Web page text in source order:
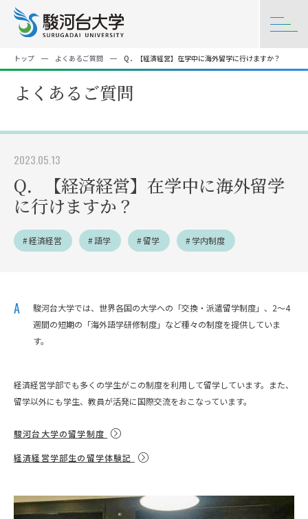
トップ よくあるご質問 Q．【経済経営】在学中に海外留学に行けますか？
よくあるご質問
2023.05.13
Q．【経済経営】在学中に海外留学
に行けますか？
経済経営 語学 留学 学内制度
駿河台大学では、世界各国の大学への「交換・派遣留学制度」、2～4
週間の短期の「海外語学研修制度」など種々の制度を提供していま
す。
経済経営学部でも多くの学生がこの制度を利用して留学しています。また、
留学以外にも学生、教員が活発に国際交流をおこなっています。
駿河台大学の留学制度
経済経営学部生の留学体験記